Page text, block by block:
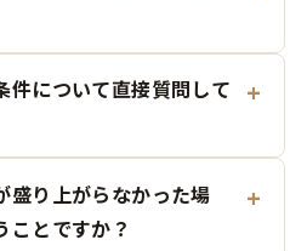
件について直接質問して
盛り上がらなかった場
ことですか？